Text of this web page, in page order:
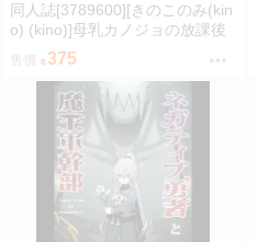
同人誌[3789600][きのこのみ(kin
o) (kino)]母乳カノジョの放課後
ミルクえっち (原創)
售價 375